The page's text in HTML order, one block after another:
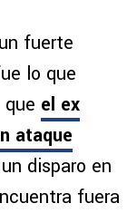
fuerte
lo que
que el ex
ataque
disparo en
fuera